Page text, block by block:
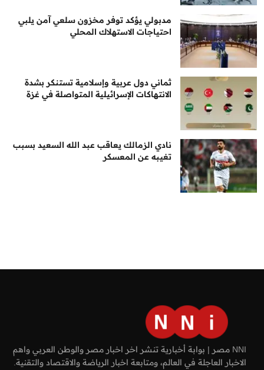
مدبولي يؤكد توفر مخزون سلعي آمن يلبي
احتياجات الاستهلاك المحلي
ثماني دول عربية وإسلامية تستنكر بشدة
الانتهاكات الإسرائيلية المتواصلة في غزة
نادي الزمالك يعاقب عبد الله السعيد بسبب
تغيبه عن المعسكر
NNI مصر | بوابة أخبارية تنشر اخر اخبار مصر والوطن العربي واهم
الاخبار العاجلة في العالم، ومتابعة اخبار الرياضة والاقتصاد والتقنية.